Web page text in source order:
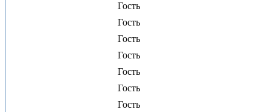
Гость
Гость
Гость
Гость
Гость
Гость
Гость